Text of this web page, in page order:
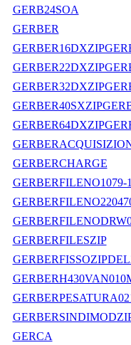
GERB24SOA
GERBER
GERBERCHARGE
GERBERFILENO1079-
GERBERFILESZIP
GERCA